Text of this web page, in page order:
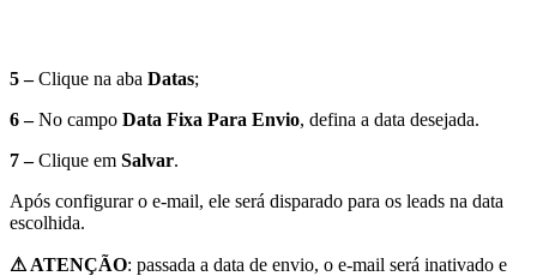
5 –Clique na aba Datas;
6 –No campo Data Fixa Para Envio, defina a data desejada.
7 –Clique em Salvar.
Após configurar o e-mail, ele será disparado para os leads na data
escolhida.
⚠ ATENÇÃO: passada a data de envio, o e-mail será inativado e